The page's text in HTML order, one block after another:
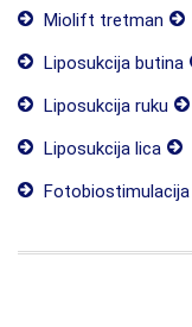
Miolift tretman
Liposukcija butina
Liposukcija ruku
Liposukcija lica
Fotobiostimulacija